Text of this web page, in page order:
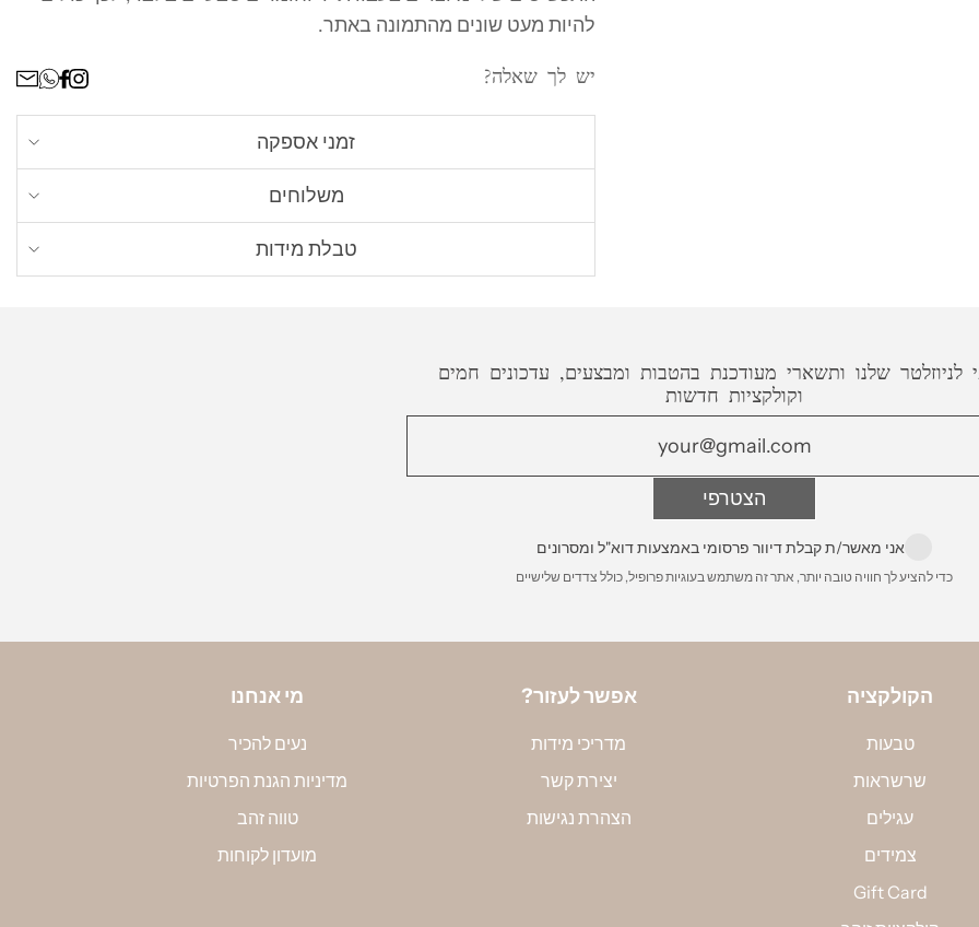
להיות מעט שונים מהתמונה באתר.
יש לך שאלה?
זמני אספקה
אנחנו מכינים כל תכשיט לפי הזמנה אישית, זמן הייצור עשוי לקחת
משלוחים
. עד 4 ימי עסקים מרגע שההזמנה מוכנה
טבלת מידות
למדוד את הקוטר הפנימי. את הקוטר שמדדת תוכלי להמיר למידה
לניוזלטר שלנו ותשארי מעודכנת בהטבות ומבצעים, עדכונים חמים
וקולקציות חדשות
הצטרפי
אני מאשר/ת קבלת דיוור פרסומי באמצעות דוא"ל ומסרונים
כדי להציע לך חוויה טובה יותר, אתר זה משתמש בעוגיות פרופיל, כולל צדדים שלישיים
מי אנחנו
נעים להכיר
מדיניות הגנת הפרטיות
טווה זהב
מועדון לקוחות
?אפשר לעזור
מדריכי מידות
יצירת קשר
הצהרת נגישות
הקולקציה
טבעות
שרשראות
עגילים
צמידים
Gift Card